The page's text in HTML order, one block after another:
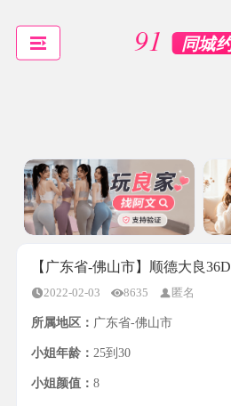
【广东省-佛山市】顺德大良36D
2022-02-03 8635 匿名
所属地区： 广东省-佛山市
小姐年龄： 25到30
小姐颜值： 8